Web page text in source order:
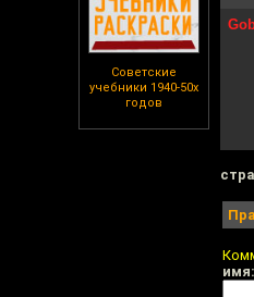
Советские
учебники 1940-50х
годов
имя: